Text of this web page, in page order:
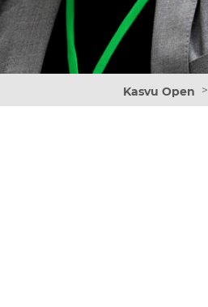
Kasvu Open >